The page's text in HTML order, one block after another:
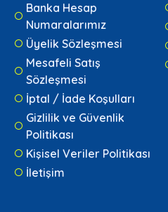
Banka Hesap
Numaralarımız
Üyelik Sözleşmesi
Mesafeli Satış
Sözleşmesi
İptal / İade Koşulları
Gizlilik ve Güvenlik
Politikası
Kişisel Veriler Politikası
İletişim